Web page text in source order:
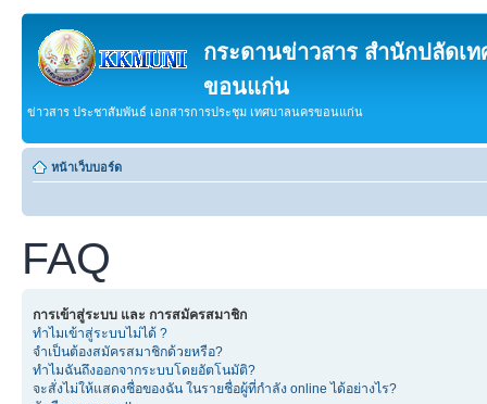
กระดานข่าวสาร สำนักปลัดเ
ขอนแก่น
ข่าวสาร ประชาสัมพันธ์ เอกสารการประชุม เทศบาลนครขอนแก่น
หน้าเว็บบอร์ด
FAQ
การเข้าสู่ระบบ และ การสมัครสมาชิก
ทำไมเข้าสู่ระบบไม่ได้ ?
จำเป็นต้องสมัครสมาชิกด้วยหรือ?
ทำไมฉันถึงออกจากระบบโดยอัตโนมัติ?
จะสั่งไม่ให้แสดงชื่อของฉัน ในรายชื่อผู้ที่กำลัง online ได้อย่างไร?